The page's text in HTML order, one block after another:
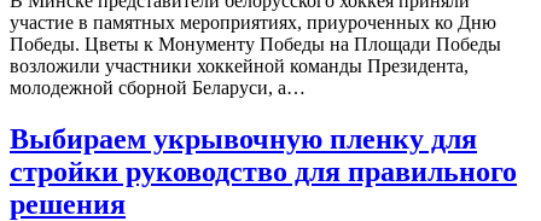
участие в памятных мероприятиях, приуроченных ко Дню
Победы. Цветы к Монументу Победы на Площади Победы
возложили участники хоккейной команды Президента,
молодежной сборной Беларуси, а…
Выбираем укрывочную пленку для
стройки руководство для правильного
решения